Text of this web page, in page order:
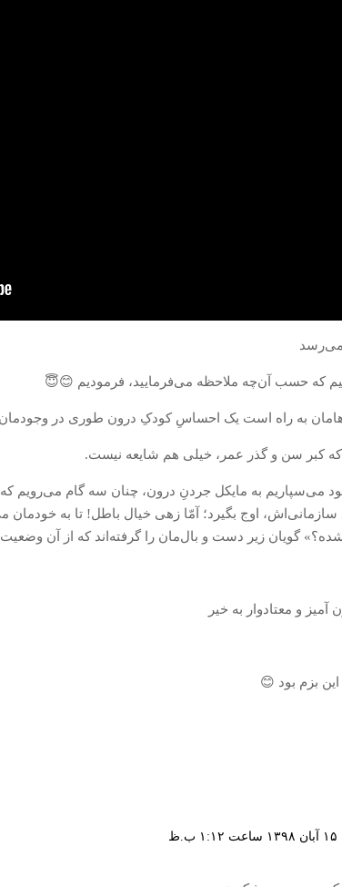
که حسب آن‌چه ملاحظه می‌فرمایید، فرمودیم 😊️😇️
به راه است یک احساسِ کودکِ درون طوری در
که کبر سن و گذر عمر، خیلی هم شایعه نیست.
می‌سپاریم به مایکل جردنِ درون، چنان سه گام می‌رویم که
سازمانی‌اش، اوج بگیرد؛ آمّا زهی خیال باطل! تا به
گویان زیر دست و بال‌مان را گرفته‌اند که از آن
و معتادوار به خیر
بزم بود 😊️